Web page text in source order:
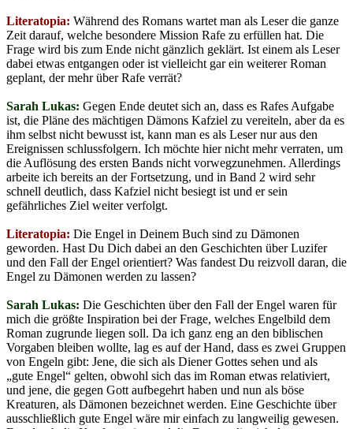
Literatopia: Während des Romans wartet man als Leser die ganze
Zeit darauf, welche besondere Mission Rafe zu erfüllen hat. Die
Frage wird bis zum Ende nicht gänzlich geklärt. Ist einem als Leser
dabei etwas entgangen oder ist vielleicht gar ein weiterer Roman
geplant, der mehr über Rafe verrät?
Sarah Lukas: Gegen Ende deutet sich an, dass es Rafes Aufgabe
ist, die Pläne des mächtigen Dämons Kafziel zu vereiteln, aber da es
ihm selbst nicht bewusst ist, kann man es als Leser nur aus den
Ereignissen schlussfolgern. Ich möchte hier nicht mehr verraten, um
die Auflösung des ersten Bands nicht vorwegzunehmen. Allerdings
arbeite ich bereits an der Fortsetzung, und in Band 2 wird sehr
schnell deutlich, dass Kafziel nicht besiegt ist und er sein
gefährliches Ziel weiter verfolgt.
Literatopia: Die Engel in Deinem Buch sind zu Dämonen
geworden. Hast Du Dich dabei an den Geschichten über Luzifer
und den Fall der Engel orientiert? Was fandest Du reizvoll daran, die
Engel zu Dämonen werden zu lassen?
Sarah Lukas: Die Geschichten über den Fall der Engel waren für
mich die größte Inspiration bei der Frage, welches Engelbild dem
Roman zugrunde liegen soll. Da ich ganz eng an den biblischen
Vorgaben bleiben wollte, lag es auf der Hand, dass es zwei Gruppen
von Engeln gibt: Jene, die sich als Diener Gottes sehen und als
„gute Engel“ gelten, obwohl sich das im Roman etwas relativiert,
und jene, die gegen Gott aufbegehrt haben und nun als böse
Kreaturen, als Dämonen bezeichnet werden. Eine Geschichte über
ausschließlich gute Engel wäre mir einfach zu langweilig gewesen.